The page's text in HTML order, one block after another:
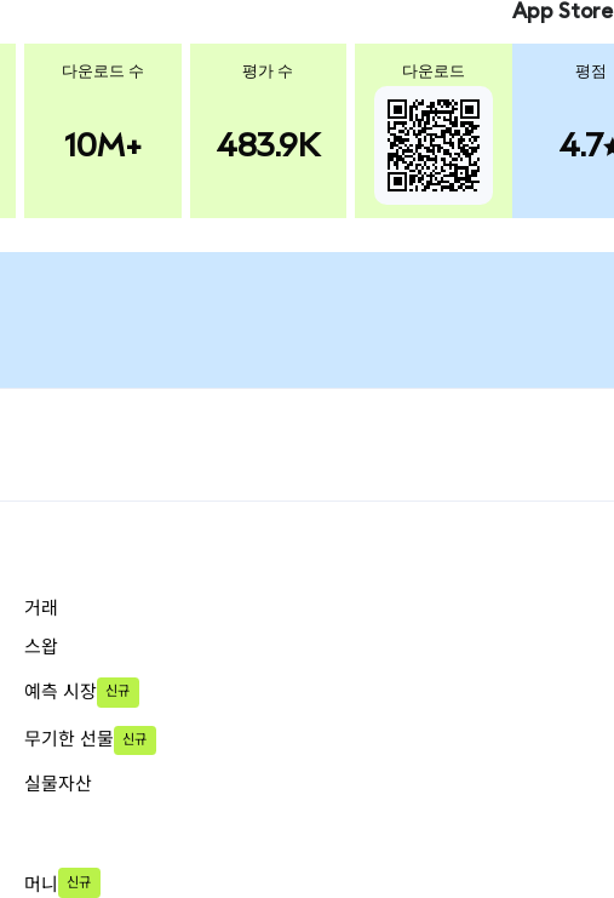
다운로드 수
10M+
평가 수
483.9K
다운로드
App Store
평점
4.7
거래
스왑
예측 시장 신규
무기한 선물 신규
실물자산
머니 신규